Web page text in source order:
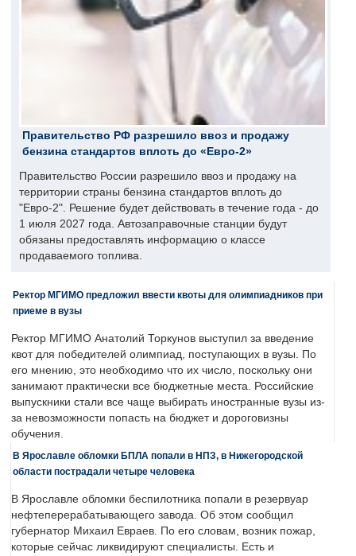
Правительство РФ разрешило ввоз и продажу
бензина стандартов вплоть до «Евро-2»
Правительство России разрешило ввоз и продажу на
территории страны бензина стандартов вплоть до
"Евро-2". Решение будет действовать в течение года - до
1 июля 2027 года. Автозаправочные станции будут
обязаны предоставлять информацию о классе
продаваемого топлива.
Ректор МГИМО предложил ввести квоты для олимпиадников при
приеме в вузы
Ректор МГИМО Анатолий Торкунов выступил за введение
квот для победителей олимпиад, поступающих в вузы. По
его мнению, это необходимо что их число, поскольку они
занимают практически все бюджетные места. Российские
выпускники стали все чаще выбирать иностранные вузы из-
за невозможности попасть на бюджет и дороговизны
обучения.
В Ярославле обломки БПЛА попали в НПЗ, в Нижегородской
области пострадали четыре человека
В Ярославле обломки беспилотника попали в резервуар
нефтеперерабатывающего завода. Об этом сообщил
губернатор Михаил Евраев. По его словам, возник пожар,
которые сейчас ликвидируют специалисты. Есть и